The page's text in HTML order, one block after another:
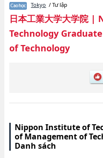
Graduate School of Management
dành cho du học sinh, như là về
Management of Technology,
liên quan đến thi tuyển như số
Tokyo / Tư lập
日本工業大学大学院|
Technology
of Technology
Nippon Institute of
of Management of
Danh sách